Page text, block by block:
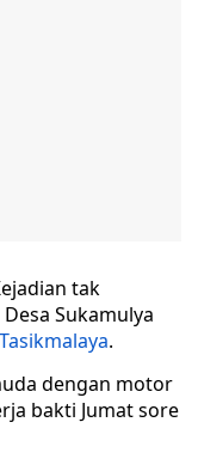
tak
Sukamulya
.
dengan motor
bakti Jumat sore